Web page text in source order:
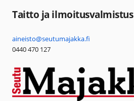
Taitto ja ilmoitusvalmistus
aineisto@seutumajakka.fi
0440 470 127